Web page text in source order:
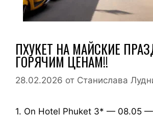
ПХУКЕТ НА МАЙСКИЕ
ГОРЯЧИМ ЦЕНАМ!!
28.02.2026 от Станислава
1. On Hotel Phuket 3* — 08.05 —